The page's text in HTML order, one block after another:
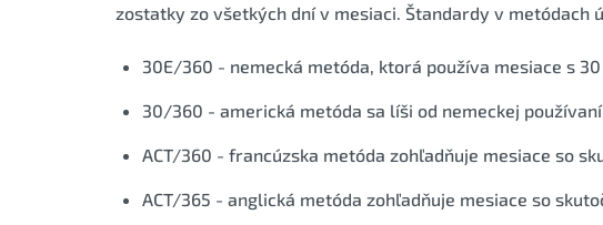
zostatky zo všetkých dní v mesiaci. Štandardy v metódach
30E/360 - nemecká metóda, ktorá používa mesiace s
30/360 - americká metóda sa líši od nemeckej
ACT/360 - francúzska metóda zohľadňuje mesiace so
ACT/365 - anglická metóda zohľadňuje mesiace so